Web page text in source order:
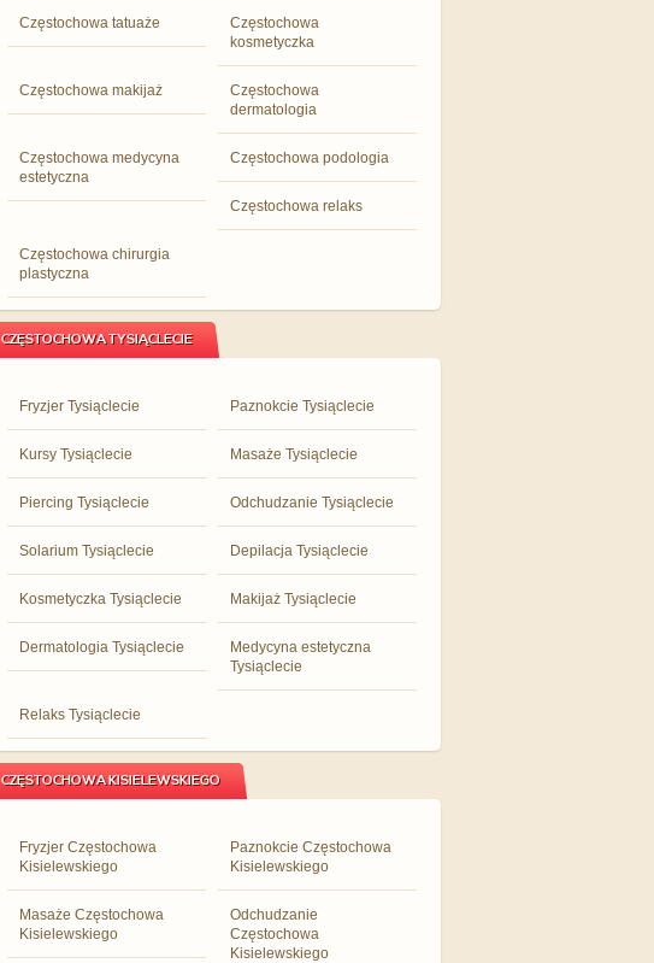
Częstochowa tatuaże
Częstochowa
kosmetyczka
Częstochowa makijaż
Częstochowa
dermatologia
Częstochowa medycyna
estetyczna
Częstochowa podologia
Częstochowa relaks
Częstochowa chirurgia
plastyczna
CZĘSTOCHOWA TYSIĄCLECIE
Fryzjer Tysiąclecie Paznokcie Tysiąclecie
Kursy Tysiąclecie Masaże Tysiąclecie
Piercing Tysiąclecie Odchudzanie Tysiąclecie
Solarium Tysiąclecie Depilacja Tysiąclecie
Kosmetyczka Tysiąclecie Makijaż Tysiąclecie
Dermatologia Tysiąclecie
Medycyna estetyczna
Tysiąclecie
Relaks Tysiąclecie
CZĘSTOCHOWA KISIELEWSKIEGO
Fryzjer Częstochowa
Kisielewskiego
Paznokcie Częstochowa
Kisielewskiego
Masaże Częstochowa
Kisielewskiego
Odchudzanie
Częstochowa
Kisielewskiego